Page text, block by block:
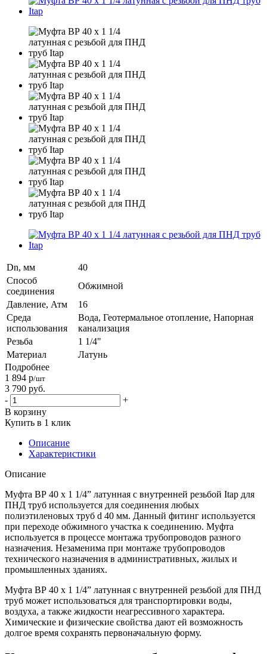
Dn, мм
40
Способ
соединения
Обжимной
Давление, Атм
16
Среда
использования
Вода, Геотермальное отопление, Напорная
канализация
Резьба
1 1/4"
Материал
Латунь
Подробнее
1 894 р/шт
3 790 руб.
-
+
В корзину
Купить в 1 клик
Описание
Характеристики
Описание
Муфта ВР 40 х 1 1/4” латунная с внутренней резьбой Itap для
ПНД труб используется для соединения любых
полиэтиленовых труб d 40 мм. Данный фитинг используется
при переходе обжимного участка к соединению. Муфта
используется в процессе монтажа трубопроводов разного
назначения. Незаменима при монтаже трубопроводов
технического назначения в административных, жилых и
промышленных зданиях.
Муфта ВР 40 х 1 1/4” латунная с внутренней резьбой для ПНД
труб может использоваться для транспортировки воды,
воздуха, а также жидкости неагрессивного характера.
Химические и физические свойства дают ей возможность
долгое время сохранять первоначальную форму.